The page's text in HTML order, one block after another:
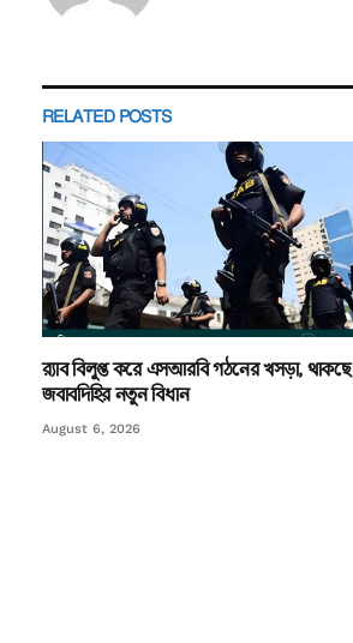
RELATED POSTS
র‌্যাব বিলুপ্ত করে এসআরবি গঠনের খসড়া, থাকছে
জবাবদিহির নতুন বিধান
August 6, 2026